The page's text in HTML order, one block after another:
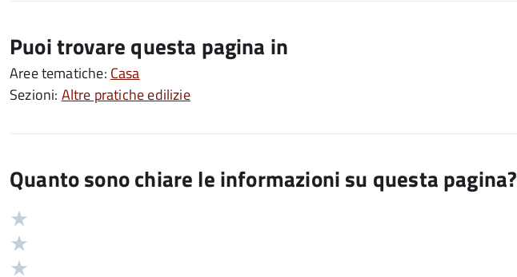
Puoi trovare questa pagina in
Aree tematiche: Casa
Sezioni: Altre pratiche edilizie
Quanto sono chiare le informazioni su questa pagina?
Valutazione